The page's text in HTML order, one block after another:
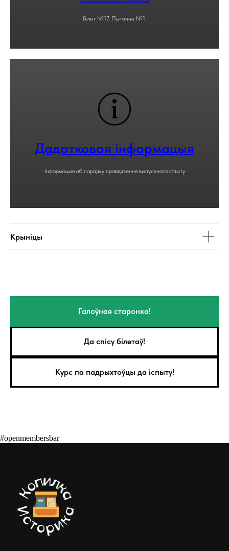
Білет №17. Пытанне №1.
Дадатковая інфармацыя
Інфармацыя аб парадку правядзення выпускнога іспыту
Крыніцы
Галоўная старонка!
Да спісу білетаў!
Курс па падрыхтоўцы да іспыту!
#openmembersbar